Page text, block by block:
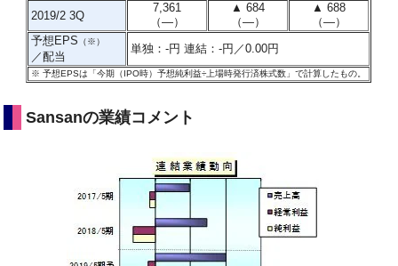
2019/2 3Q
7,361
（―）
▲ 684
（―）
▲ 688
（―）
予想EPS
（※）
／配当
単独：-円 連結：-円／0.00円
※ 予想EPSは「今期（IPO時）予想純利益÷上場時発行済株式数」で計算したもの。
Sansanの業績コメント